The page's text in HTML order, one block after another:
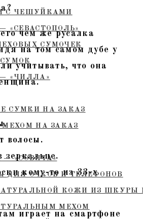
С ЧЕШУЙКАМИ
«СЕВАСТОПОЛЬ»
СУМОЧЕК
«ЧИЛЛА»
СУМКИ НА ЗАКАЗ
НА ЗАКАЗ
— «СОВЯТА»
ДЛЯ ОЧКОВ И ТЕЛЕФОНОВ
КОЖИ ИЗ ШКУРЫ
МЕХОМ
чем же русалка
на том самом дубе у
учитывать, что она
волосы.
зеркальце.
кому-то из 33-х
играет на смартфоне